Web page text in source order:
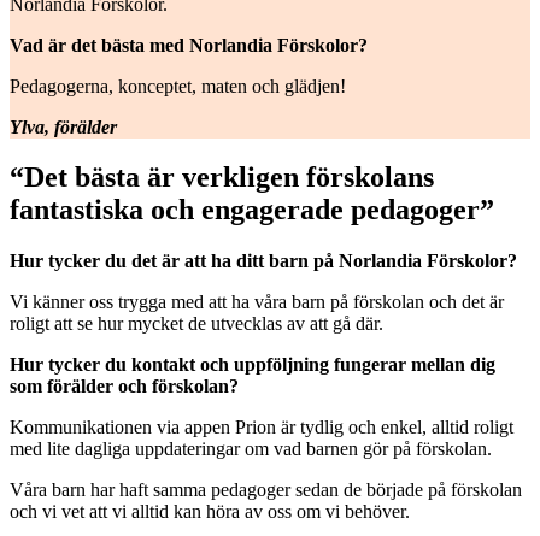
Vad är det bästa med Norlandia Förskolor?
Pedagogerna, konceptet, maten och glädjen!
Ylva, förälder
“Det bästa är verkligen förskolans
fantastiska och engagerade pedagoger”
Hur tycker du det är att ha ditt barn på Norlandia Förskolor?
Vi känner oss trygga med att ha våra barn på förskolan och det är
roligt att se hur mycket de utvecklas av att gå där.
Hur tycker du kontakt och uppföljning fungerar mellan dig
som förälder och förskolan?
Kommunikationen via appen Prion är tydlig och enkel, alltid roligt
med lite dagliga uppdateringar om vad barnen gör på förskolan.
Våra barn har haft samma pedagoger sedan de började på förskolan
och vi vet att vi alltid kan höra av oss om vi behöver.